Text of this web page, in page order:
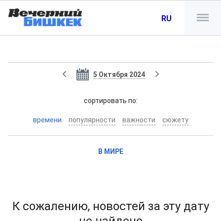
RU
5 Октября 2024
cортировать по:
времени популярности важности сюжету
В МИРЕ
К сожалению, новостей за эту дату